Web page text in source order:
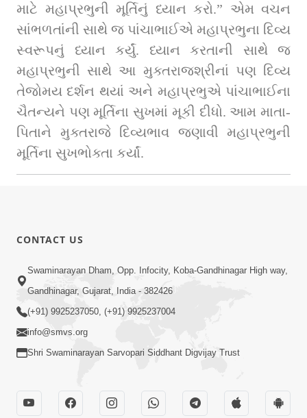
માટે મહાપ્રભુની મૂર્તિનું ધ્યાન કરો.” એમ વચન
સાંભળતાંની સાથે જ પાંચાભાઈએ મહાપ્રભુના દિવ્ય
સ્વરૂપનું ધ્યાન કર્યું. ધ્યાન કરતાની સાથે જ
મહાપ્રભુની સાથે આ મુક્તરાજશ્રીનાં પણ દિવ્ય
તેજોમય દર્શન થયાં અને મહાપ્રભુએ પાંચાભાઈના
ચૈતન્યને પણ મૂર્તિના સુખમાં મૂકી દીધો. આમ માતા-
પિતાને મુક્તરાજે દિવ્યભાવ જણાવી મહાપ્રભુની
મૂર્તિના સુખભોક્તા કર્યાં.
CONTACT US
Swaminarayan Dham, Opp. Infocity, Koba-Gandhinagar High way,
Gandhinagar, Gujarat, India - 382426
(+91) 9925237050, (+91) 9925237004
info@smvs.org
Shri Swaminarayan Sarvopari Siddhant Digvijay Trust